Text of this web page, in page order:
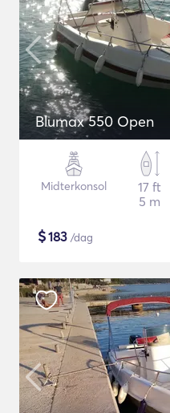
Blumax 550 Open
Midterkonsol
17 ft
5 m
$183 /dag